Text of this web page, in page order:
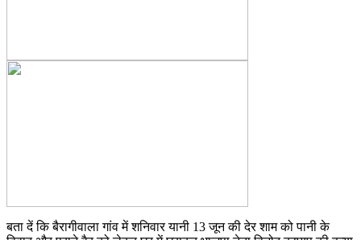
बता दें कि बैरागीवाला गांव में शनिवार यानी 13 जून की देर शाम को पानी के